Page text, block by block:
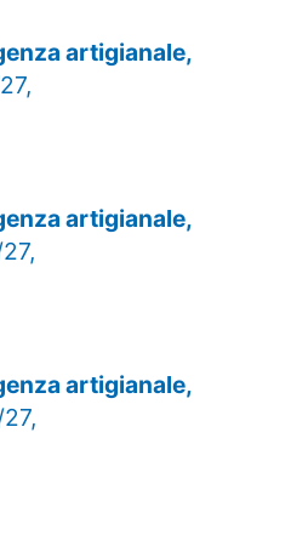
artigianale,
artigianale,
artigianale,